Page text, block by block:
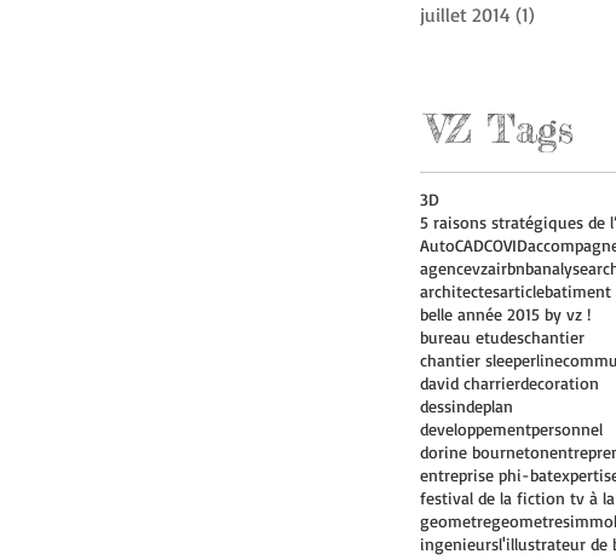
juillet 2014 (1)
VZ Tags
3D
AutoCADCOVID
agencevzairbnbanalyse
architectesarticlebatiment
belle année 2015 by vz !
bureau etudeschantier
chantier sleeperline
david charrierdecoration
dessindeplan
developpementpersonnel
dorine bourneton
entreprise phi-bat
geometregeometres
ingenieursl'illustrateur de